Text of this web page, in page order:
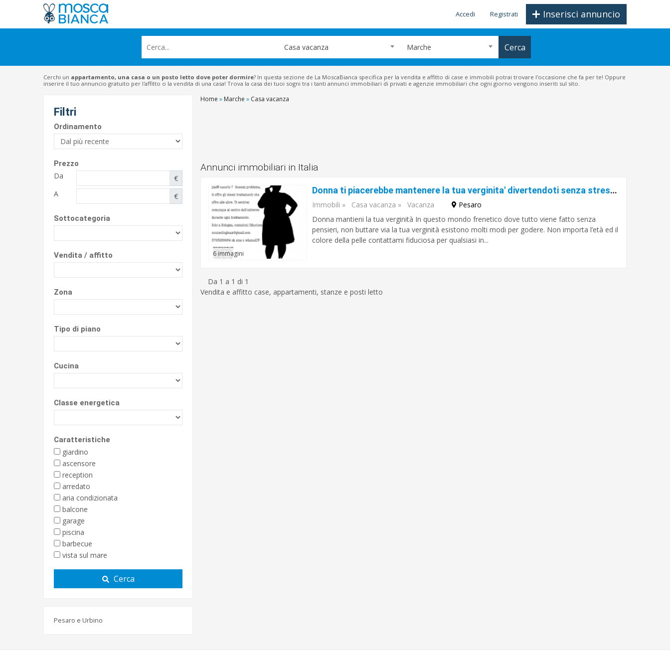
Inserisci annuncio
Accedi Registrati
Casa vacanza Marche Cerca
Cerchi un appartamento, una casa o un posto letto dove poter dormire? In questa sezione de La MoscaBianca specifica per la vendita e affitto di case e immobili potrai trovare l'occasione che fa per te! Oppure
inserire il tuo annuncio gratuito per l'affitto o la vendita di una casa! Trova la casa dei tuoi sogni tra i tanti annunci immobiliari di privati e agenzie immobiliari che ogni giorno vengono inseriti sul sito.
Filtri
Ordinamento
Prezzo
Da
€
A
€
Sottocategoria
Vendita / affitto
Zona
Tipo di piano
Cucina
Classe energetica
Caratteristiche
giardino
ascensore
reception
arredato
aria condizionata
balcone
garage
piscina
barbecue
vista sul mare
Cerca
Pesaro e Urbino
Home » Marche » Casa vacanza
Annunci immobiliari in Italia
6 immagini
Donna ti piacerebbe mantenere la tua verginita' divertendoti senza stress?
Immobili » Casa vacanza » Vacanza
Pesaro
Donna mantieni la tua verginità In questo mondo frenetico dove tutto viene fatto senza
pensieri, non buttare via la tua verginità esistono molti modi per godere. Non importa l’età ed il
colore della pelle contattami fiduciosa per qualsiasi in...
Da 1 a 1 di 1
Vendita e affitto case, appartamenti, stanze e posti letto